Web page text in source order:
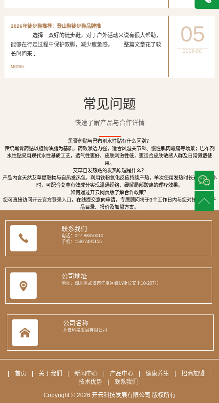
2026年徒步鞋推荐：登山鞋徒步鞋品牌推
选择一双好的徒步鞋，对于户外活动来说有很大帮助，
能够在行走过程中保护双脚，减少疲惫感。 整篇文章花了较
长时间来...
MORE+
05
2026-08
常见问题
快速了解产品与合作详情
黑膏药贴与巴布剂水性贴有什么区别？
传统黑膏药贴以植物油脂为基质，药效渗透力强，适合风湿关节炎、慢性肌肉酸痛等场景；巴布剂
水性贴采用现代水性基质工艺，透气性更好、皮肤刺激性低，更适合皮肤敏感人群及日常佩戴使
用。
艾草自发热贴的发热原理是什么？
产品内含天然艾草提取物与自热发热包，利用铁粉氧化反应持续产热，单次使用发热时长达8至12小
时，可配合艾草有效成分实现温通经络、缓解局部酸痛的理疗效果。
如何通过开云网页版了解合作政策？
您可直接访问 开云官方登录入口，在线提交意向申请，专属顾问将于3个工作日内与您对接，提供产
品目录、报价及加盟方案。
联系我们
电话：027-88850010
手机：15827495155
公司地址
地址：湖北省武汉市江夏区纸坊街长安里10-207号
公司名称
开云科技发展有限公司
首页 关于我们 新闻中心 产品中心 健康养生 招商加盟
技术优势
联系我们
Copyright © 2026 开云科技发展有限公司 版权所有